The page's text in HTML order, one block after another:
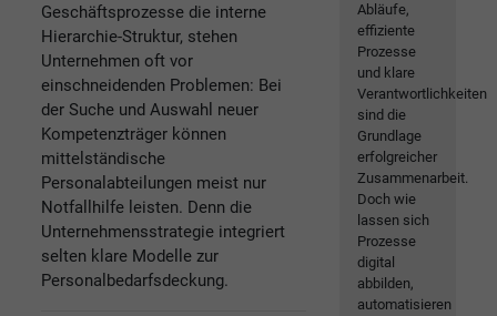
Geschäftsprozesse die interne
Hierarchie-Struktur, stehen
Unternehmen oft vor
einschneidenden Problemen: Bei
der Suche und Auswahl neuer
Kompetenzträger können
mittelständische
Personalabteilungen meist nur
Notfallhilfe leisten. Denn die
Unternehmensstrategie integriert
selten klare Modelle zur
Personalbedarfsdeckung.
Abläufe,
effiziente
Prozesse
und klare
Verantwortlichkeiten
sind die
Grundlage
erfolgreicher
Zusammenarbeit.
Doch wie
lassen sich
Prozesse
digital
abbilden,
automatisieren